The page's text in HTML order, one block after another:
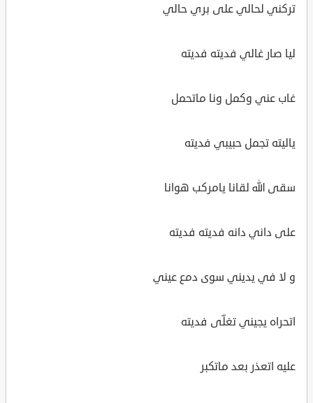
تركني لحالي على بري حالي
ليا صار غالي فديته فديته
غاب عني وكمل ونا ماتحمل
ياليته تجمل حبيبي فديته
سقى الله لقانا يامركب هوانا
على داني دانه فديته فديته
و لا في يديني سوى دمع عيني
اتحراه يجيني تغلّى فديته
عليه اتعذر بعد ماتكبر